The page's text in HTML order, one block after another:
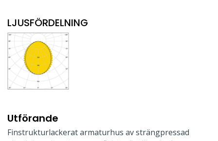
LJUSFÖRDELNING
Utförande
Finstrukturlackerat armaturhus av strängpressad